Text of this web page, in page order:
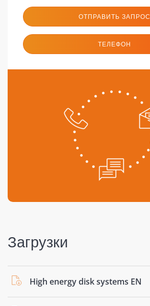
ОТПРАВИТЬ ЗАПРОС
ТЕЛЕФОН
Загрузки
High energy disk systems EN